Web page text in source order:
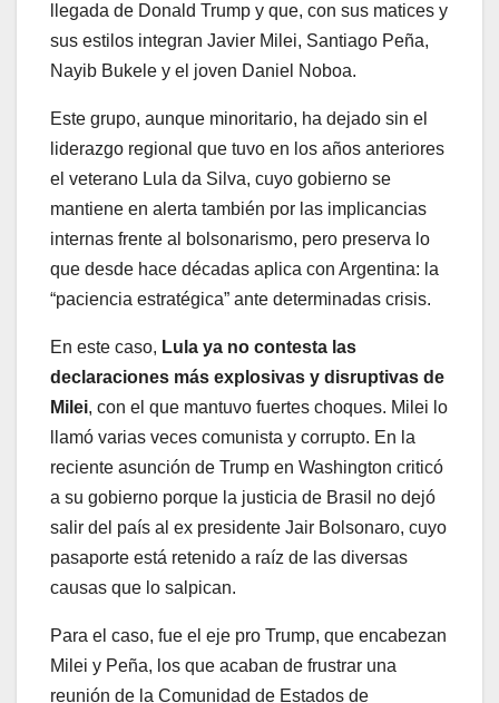
llegada de Donald Trump y que, con sus matices y
sus estilos integran Javier Milei, Santiago Peña,
Nayib Bukele y el joven Daniel Noboa.
Este grupo, aunque minoritario, ha dejado sin el
liderazgo regional que tuvo en los años anteriores
el veterano Lula da Silva, cuyo gobierno se
mantiene en alerta también por las implicancias
internas frente al bolsonarismo, pero preserva lo
que desde hace décadas aplica con Argentina: la
“paciencia estratégica” ante determinadas crisis.
En este caso, Lula ya no contesta las
declaraciones más explosivas y disruptivas de
Milei, con el que mantuvo fuertes choques. Milei lo
llamó varias veces comunista y corrupto. En la
reciente asunción de Trump en Washington criticó
a su gobierno porque la justicia de Brasil no dejó
salir del país al ex presidente Jair Bolsonaro, cuyo
pasaporte está retenido a raíz de las diversas
causas que lo salpican.
Para el caso, fue el eje pro Trump, que encabezan
Milei y Peña, los que acaban de frustrar una
reunión de la Comunidad de Estados de